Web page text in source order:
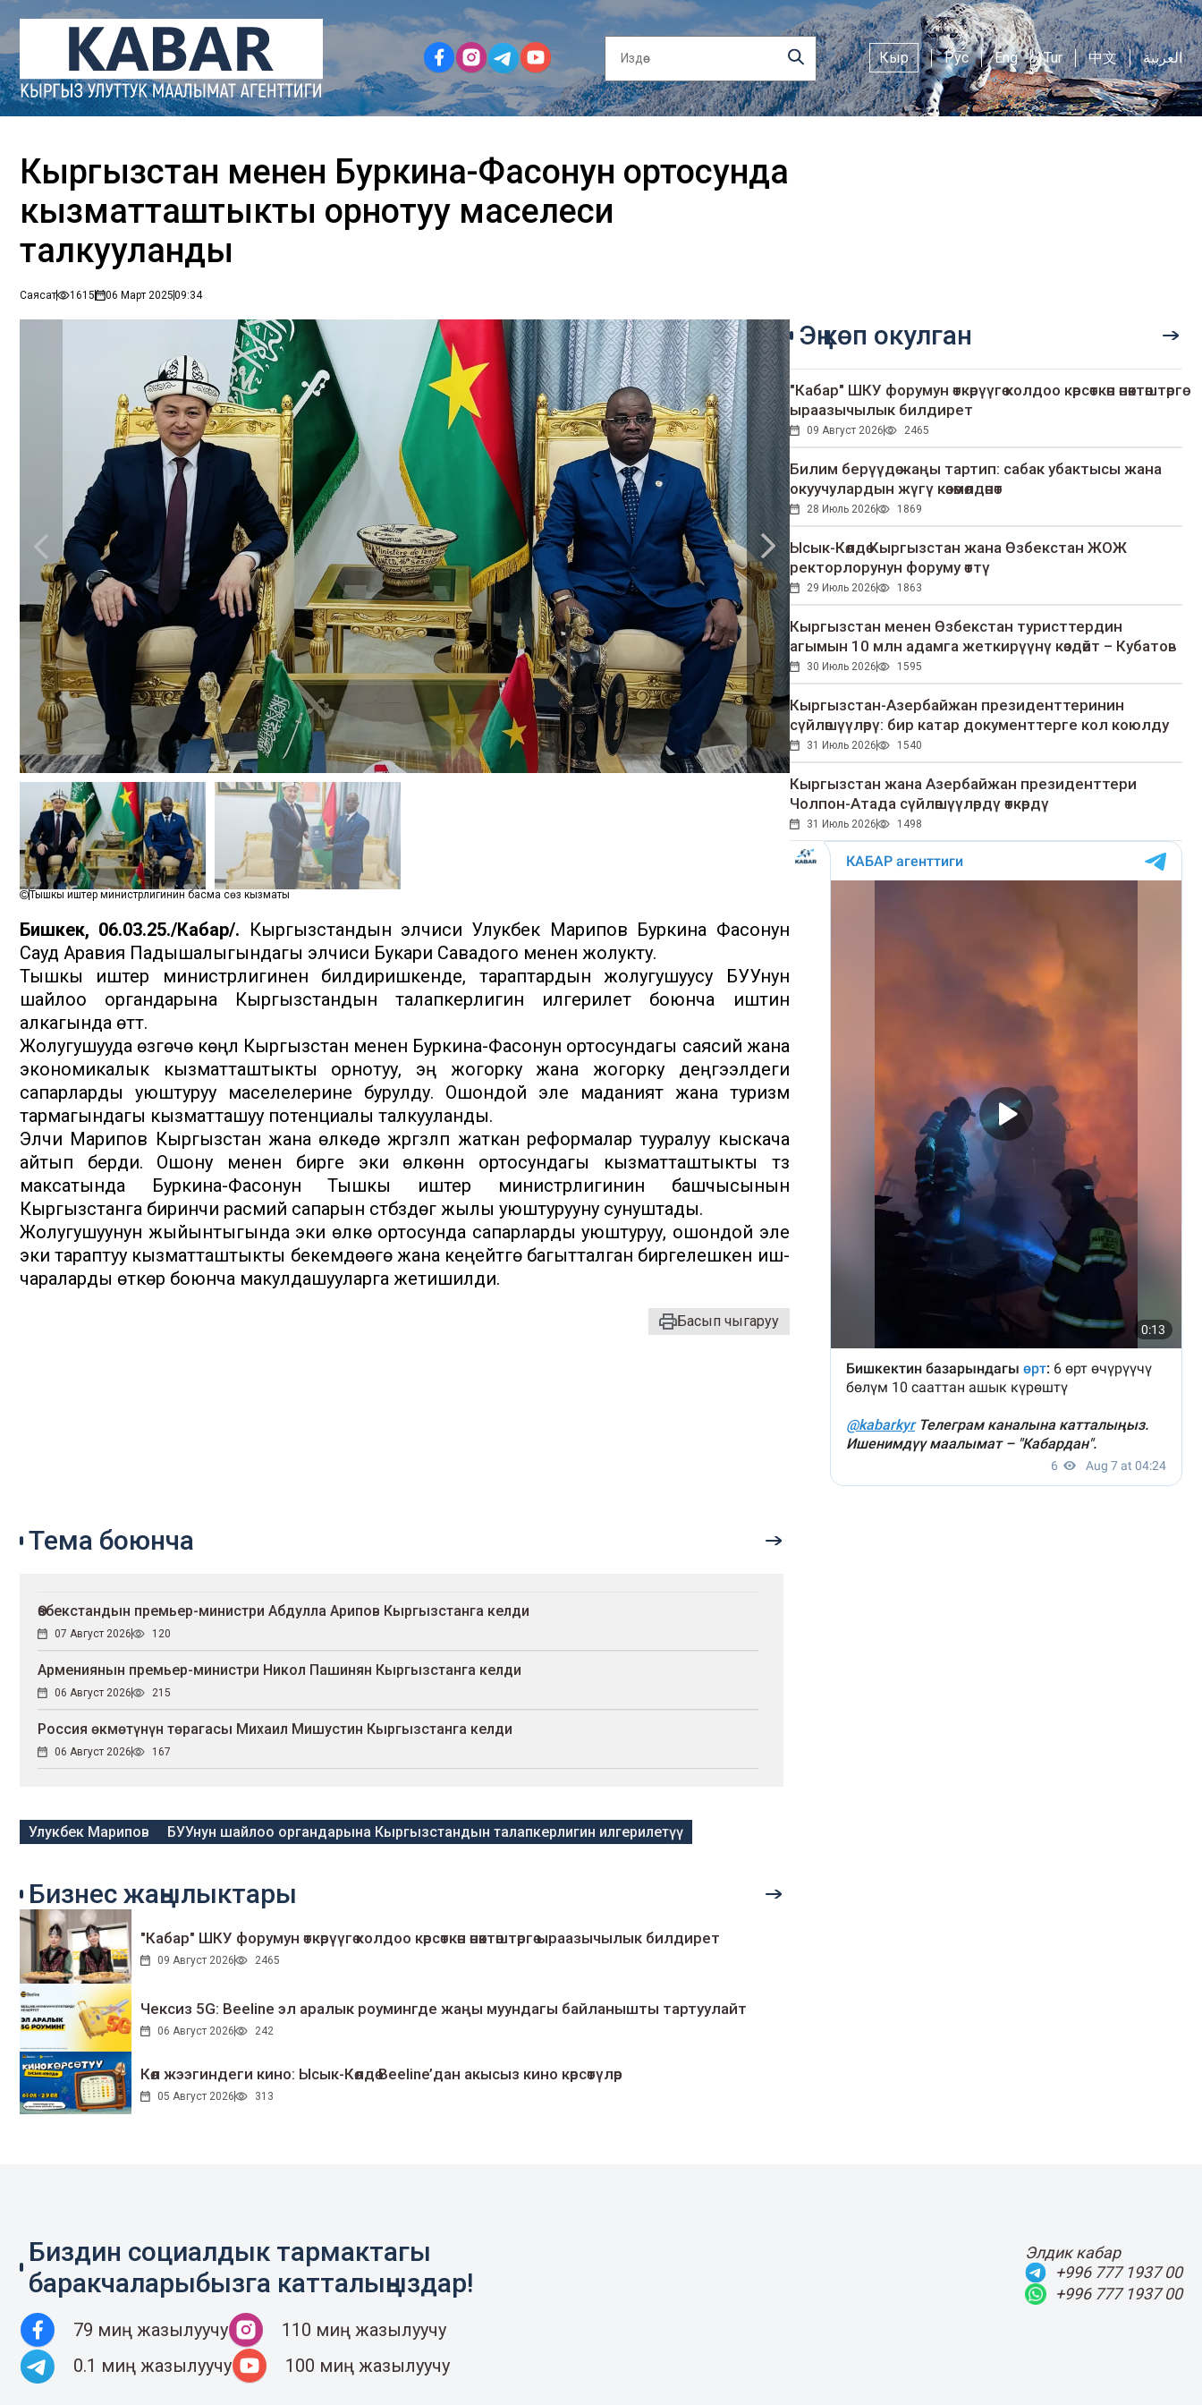
Кыр Рус Eng Tur 中文 العربية
Кыргызстан менен Буркина-Фасонун ортосунда
кызматташтыкты орнотуу маселеси
талкууланды
Саясат 1615 06 Март 202509:34
Тышкы иштер министрлигинин басма сөз кызматы
Бишкек, 06.03.25./Кабар/. Кыргызстандын элчиси Улукбек Марипов Буркина Фасонун
Сауд Аравия Падышалыгындагы элчиси Букари Савадого менен жолукту.
Тышкы иштер министрлигинен билдиришкенде, тараптардын жолугушуусу БУУнун
шайлоо органдарына Кыргызстандын талапкерлигин илгерилетүү боюнча иштин
алкагында өттү.
Жолугушууда өзгөчө көңүл Кыргызстан менен Буркина-Фасонун ортосундагы саясий жана
экономикалык кызматташтыкты орнотуу, эң жогорку жана жогорку деңгээлдеги
сапарларды уюштуруу маселелерине бурулду. Ошондой эле маданият жана туризм
тармагындагы кызматташуу потенциалы талкууланды.
Элчи Марипов Кыргызстан жана өлкөдө жүргүзүлүп жаткан реформалар тууралуу кыскача
айтып берди. Ошону менен бирге эки өлкөнүн ортосундагы кызматташтыкты түзүү
максатында Буркина-Фасонун Тышкы иштер министрлигинин башчысынын
Кыргызстанга биринчи расмий сапарын үстүбүздөгү жылы уюштурууну сунуштады.
Жолугушуунун жыйынтыгында эки өлкө ортосунда сапарларды уюштуруу, ошондой эле
эки тараптуу кызматташтыкты бекемдөөгө жана кеңейтүүгө багытталган биргелешкен иш-
чараларды өткөрүү боюнча макулдашууларга жетишилди.
Басып чыгаруу
Эң көп окулган
"Кабар" ШКУ форумун өткөрүүгө колдоо көрсөткөн өнөктөштөргө
ыраазычылык билдирет
09 Август 2026 2465
Билим берүүдө жаңы тартип: сабак убактысы жана
окуучулардын жүгү көзөмөлдөнөт
28 Июль 2026 1869
Ысык-Көлдө Кыргызстан жана Өзбекстан ЖОЖ
ректорлорунун форуму өттү
29 Июль 2026 1863
Кыргызстан менен Өзбекстан туристтердин
агымын 10 млн адамга жеткирүүнү көздөйт – Кубатов
30 Июль 2026 1595
Кыргызстан-Азербайжан президенттеринин
сүйлөшүүлөрү: бир катар документтерге кол коюлду
31 Июль 2026 1540
Кыргызстан жана Азербайжан президенттери
Чолпон-Атада сүйлөшүүлөрдү өткөрдү
31 Июль 2026 1498
Тема боюнча
Өзбекстандын премьер-министри Абдулла Арипов Кыргызстанга келди
07 Август 2026 120
Армениянын премьер-министри Никол Пашинян Кыргызстанга келди
06 Август 2026 215
Россия өкмөтүнүн төрагасы Михаил Мишустин Кыргызстанга келди
06 Август 2026 167
Улукбек Марипов БУУнун шайлоо органдарына Кыргызстандын талапкерлигин илгерилетүү
Бизнес жаңылыктары
"Кабар" ШКУ форумун өткөрүүгө колдоо көрсөткөн өнөктөштөргө ыраазычылык билдирет
09 Август 2026 2465
Чексиз 5G: Beeline эл аралык роумингде жаңы муундагы байланышты тартуулайт
06 Август 2026 242
Көл жээгиндеги кино: Ысык-Көлдө Beeline’дан акысыз кино көрсөтүлөр
05 Август 2026 313
Биздин социалдык тармактагы
баракчаларыбызга катталыңыздар!
79 миң жазылуучу
110 миң жазылуучу
0.1 миң жазылуучу
100 миң жазылуучу
Элдик кабар
+996 777 1937 00
+996 777 1937 00